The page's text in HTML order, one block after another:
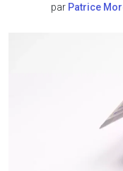
par Patrice